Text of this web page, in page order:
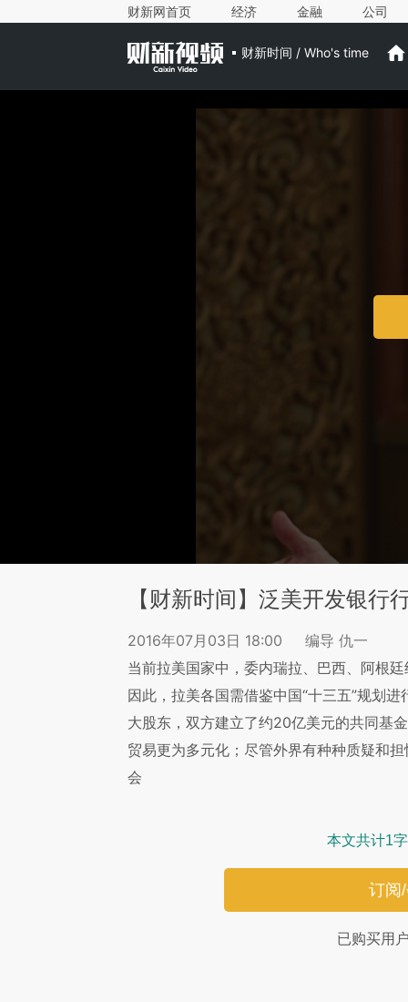
财新网首页 经济 金融 公司
财新时间 / Who's time
【财新时间】泛美开发银行
2016年07月03日 18:00
编导 仇一
当前拉美国家中，委内瑞拉、巴西、阿根
因此，拉美各国需借鉴中国“十三五”规划
大股东，双方建立了约20亿美元的共同基
贸易更为多元化；尽管外界有种种质疑和
会
本文共计1
订阅
已购买用